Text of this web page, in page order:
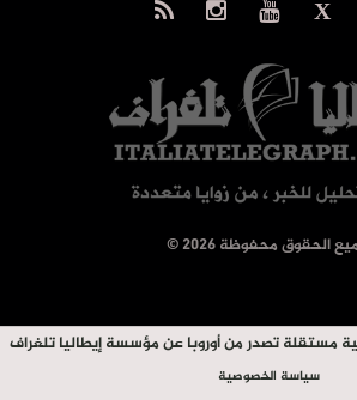
الحقوق محفوظة 2026
مستقلة تصدر من أوروبا عن مؤسسة إيطاليا تلغراف
سياسة الخصوصية